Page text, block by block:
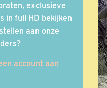
exclusieve
in full HD bekijken
aan onze
account aan